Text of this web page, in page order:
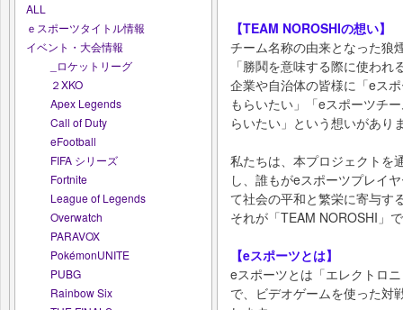
ALL
ｅスポーツタイトル情報
イベント・大会情報
_ロケットリーグ
２XKO
Apex Legends
Call of Duty
eFootball
FIFA シリーズ
Fortnite
League of Legends
Overwatch
PARAVOX
PokémonUNITE
PUBG
Rainbow Six
【TEAM NOROSHIの想い】
チーム名称の由来となった狼
「勝鬨を意味する際に使わ
企業や自治体の皆様に「eス
もらいたい」「eスポーツチ
らいたい」という想いがあり
私たちは、本プロジェクトを
し、誰もがeスポーツプレイ
て社会の平和と繁栄に寄与す
それが「TEAM NOROSHI」
【eスポーツとは】
eスポーツとは「エレクトロ
で、ビデオゲームを使った対